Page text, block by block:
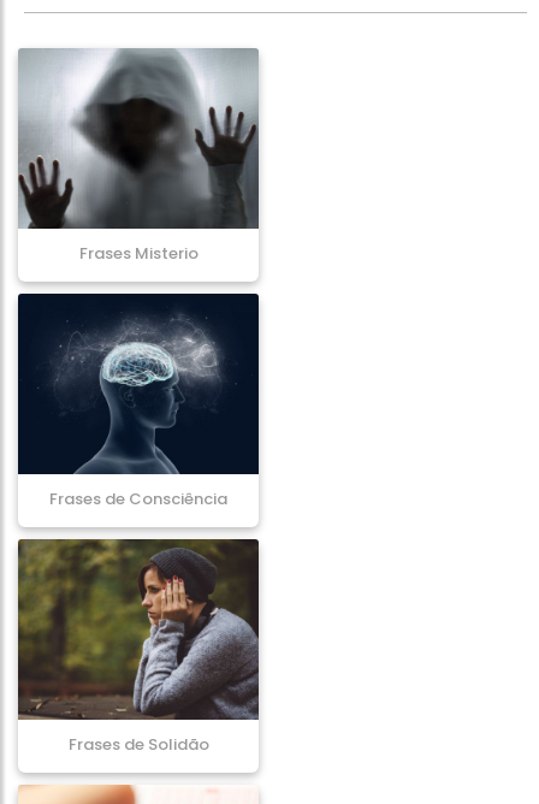
Frases Misterio
Frases de Consciência
Frases de Solidão